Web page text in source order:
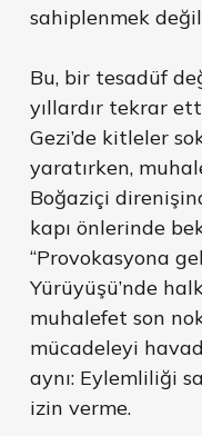
sahiplenmek
Bu, bir tesadüf
yıllardır tekrar
Gezi’de kitleler
yaratırken,
Boğaziçi
kapı önlerinde
“Provokasyona
Yürüyüşü’nde
muhalefet son
mücadeleyi
aynı: Eylemliliği
izin verme.